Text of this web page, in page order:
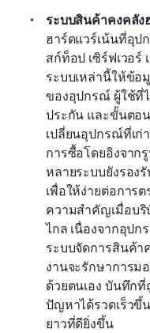
ระบบสินค้าคงคลัง
ฮาร์ดแวร์เน้นที่อุป
สก์ท็อป เซิร์ฟเวอ
ระบบเหล่านี้ให้ข้อ
ของอุปกรณ์ ผู้ใช้ที่
ประกัน และขั้นตอ
เปลี่ยนอุปกรณ์ที่เก่
การซื้อโดยอิงจาก
หลายระบบยังรอง
เพื่อให้ง่ายต่อการ
ความสำคัญเมื่อบริ
ไกล เนื่องจากอุป
ระบบจัดการสินค้า
งานจะรักษาการม
ด้วยตนเอง บันทึก
ปัญหาได้รวดเร็วขึ้
ยาวที่ดียิ่งขึ้น